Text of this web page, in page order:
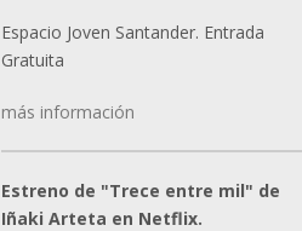
Espacio Joven Santander. Entrada
Gratuita
más información
Estreno de "Trece entre mil" de
Iñaki Arteta en Netflix.